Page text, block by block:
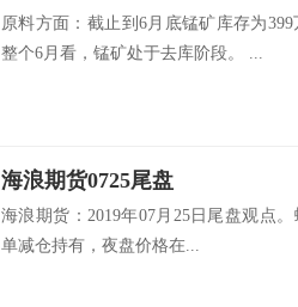
原料方面：截止到6月底锰矿库存为
整个6月看，锰矿处于去库阶段。 ...
海浪期货0725尾盘
海浪期货：2019年07月25日尾盘观点
单减仓持有，夜盘价格在...